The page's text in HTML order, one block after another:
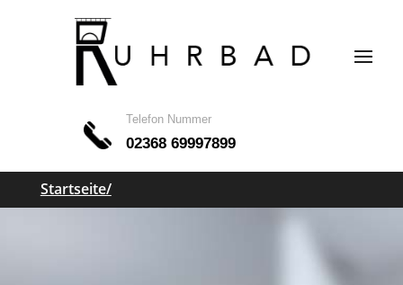
Telefon Nummer
02368 69997899
Startseite/